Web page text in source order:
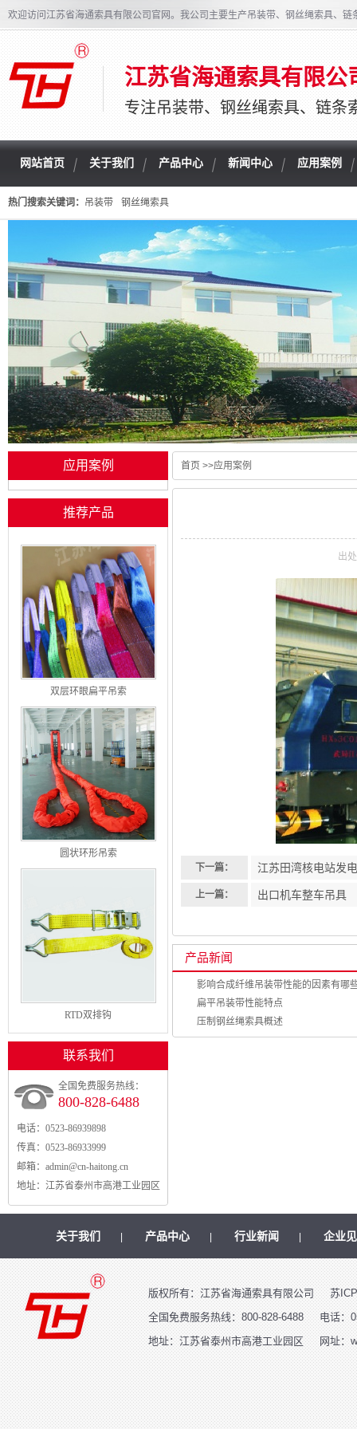
欢迎访问江苏省海通索具有限公司官网。我公司主要生产吊装带、钢丝绳索具、链
江苏省海通索具有限公
专注吊装带、钢丝绳索具、链条
网站首页 关于我们 产品中心 新闻中心 应用案例
热门搜索关键词： 吊装带 钢丝绳索具
首页 >>应用案例
出
下一篇： 江苏田湾核电站发
上一篇： 出口机车整车吊具
产品新闻
影响合成纤维吊装带性能的因素有哪
扁平吊装带性能特点
压制钢丝绳索具概述
应用案例
推荐产品
双层环眼扁平吊索
圆状环形吊索
RTD双排钩
联系我们
全国免费服务热线：
800-828-6488
电话： 0523-86939898
传真： 0523-86933999
邮箱： admin@cn-haitong.cn
地址： 江苏省泰州市高港工业园区
关于我们 产品中心 行业新闻 企业
版权所有：江苏省海通索具有限公司
苏
全国免费服务热线：800-828-6488
电话：
地址：江苏省泰州市高港工业园区
网址：